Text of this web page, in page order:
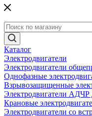
Каталог
Электродвигатели
Электродвигатели
Однофазные
Взрывозащищенные
Электродвигатели АДЧР
Крановые
Электродвигатели со